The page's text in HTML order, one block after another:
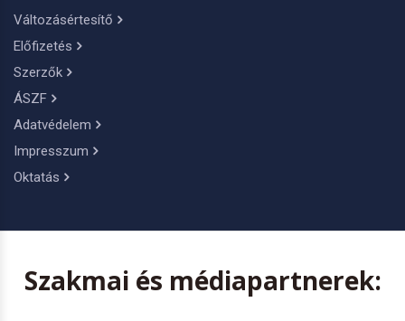
Változásértesítő
Előfizetés
Szerzők
ÁSZF
Adatvédelem
Impresszum
Oktatás
Szakmai és médiapartnerek: